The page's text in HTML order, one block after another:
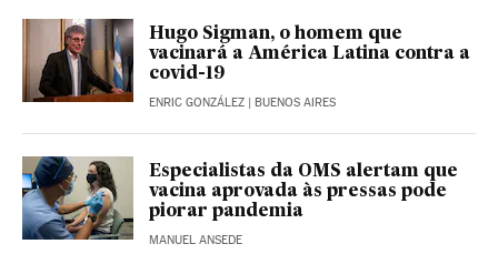
Hugo Sigman, o homem que
vacinará a América Latina contra a
covid-19
ENRIC GONZÁLEZ | BUENOS AIRES
Especialistas da OMS alertam que
vacina aprovada às pressas pode
piorar pandemia
MANUEL ANSEDE